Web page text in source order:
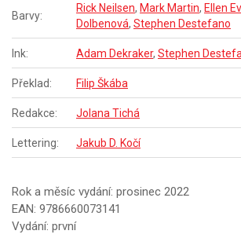
Barvy:
Rick Neilsen, Mark Martin, Ellen
Dolbenová, Stephen Destefano
Ink: Adam Dekraker, Stephen
Překlad: Filip Škába
Redakce: Jolana Tichá
Lettering: Jakub D. Kočí
Rok a měsíc vydání: prosinec 2022
EAN: 9786660073141
Vydání: první